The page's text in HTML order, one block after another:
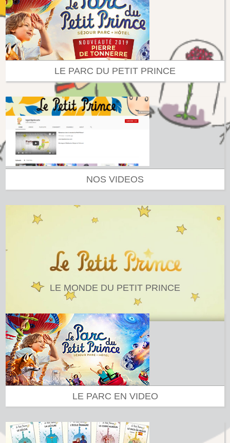
LE PARC DU PETIT PRINCE
NOS VIDEOS
LE MONDE DU PETIT PRINCE
LE PARC EN VIDEO